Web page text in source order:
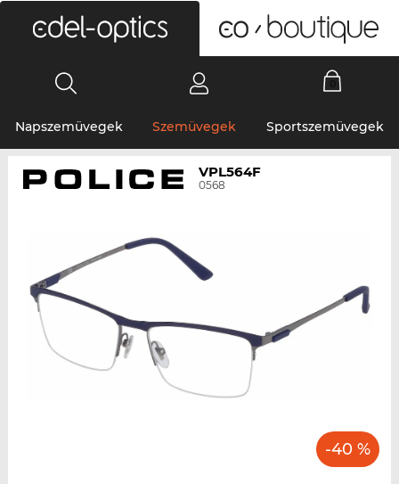
Napszemüvegek Szemüvegek Sportszemüvegek
VPL564F
0568
-40 %